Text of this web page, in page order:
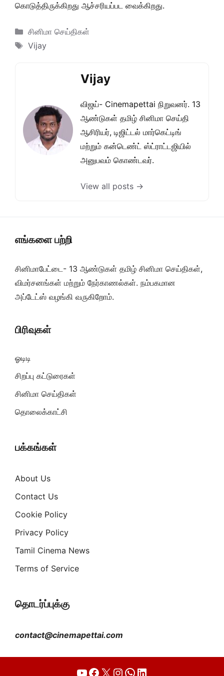
கொடுத்திருக்கிறது ஆச்சரியப்பட வைக்கிறது.
Categories
சினிமா செய்திகள்
Tags
Vijay
Vijay
விஜய்- Cinemapettai நிறுவனர். 13
ஆண்டுகள் தமிழ் சினிமா செய்தி
ஆசிரியர், டிஜிட்டல் மார்கெட்டிங்
மற்றும் கன்டெண்ட் ஸ்ட்ராட்டஜியில்
அனுபவம் கொண்டவர்.
View all posts →
எங்களை பற்றி
சினிமாபேட்டை- 13 ஆண்டுகள் தமிழ் சினிமா செய்திகள்,
விமர்சனங்கள் மற்றும் நேர்காணல்கள். நம்பகமான
அப்டேட்ஸ் வழங்கி வருகிறோம்.
பிரிவுகள்
ஓடிடி
சிறப்பு கட்டுரைகள்
சினிமா செய்திகள்
தொலைக்காட்சி
பக்கங்கள்
About Us
Contact Us
Cookie Policy
Privacy Policy
Tamil Cinema News
Terms of Service
தொடர்ப்புக்கு
contact@cinemapettai.com
YouTube
Facebook
X Instagram
WhatsApp
LinkedIn